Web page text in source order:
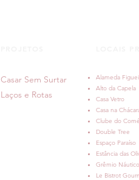
Porto
Casar Sem Surtar
Laços e Rotas
Alameda
Alto da Capela
Casa Vetro
Casa na
Clube do
Double Tree
Espaço Paraíso
Estância das
Grêmio
Le Bistrot